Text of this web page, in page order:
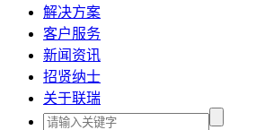
解决方案
客户服务
新闻资讯
招贤纳士
关于联瑞